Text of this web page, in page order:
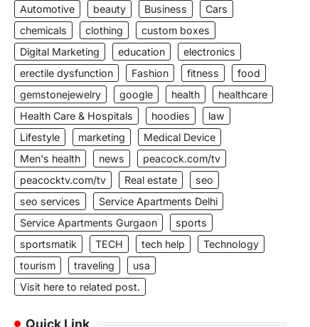
Automotive
beauty Business
Cars
chemicals
clothing
custom boxes
Digital Marketing
education
electronics
erectile dysfunction
Fashion fitness
food
gemstonejewelry
google health
healthcare
Health Care & Hospitals
hoodies
law
Lifestyle
marketing
Medical Device
Men's health
news
peacock.com/tv
peacocktv.com/tv
Real estate
seo
seo services
Service Apartments Delhi
Service Apartments Gurgaon
sports
sportsmatik
TECH tech help
Technology
tourism
traveling
usa
Visit here to related post.
Quick Link